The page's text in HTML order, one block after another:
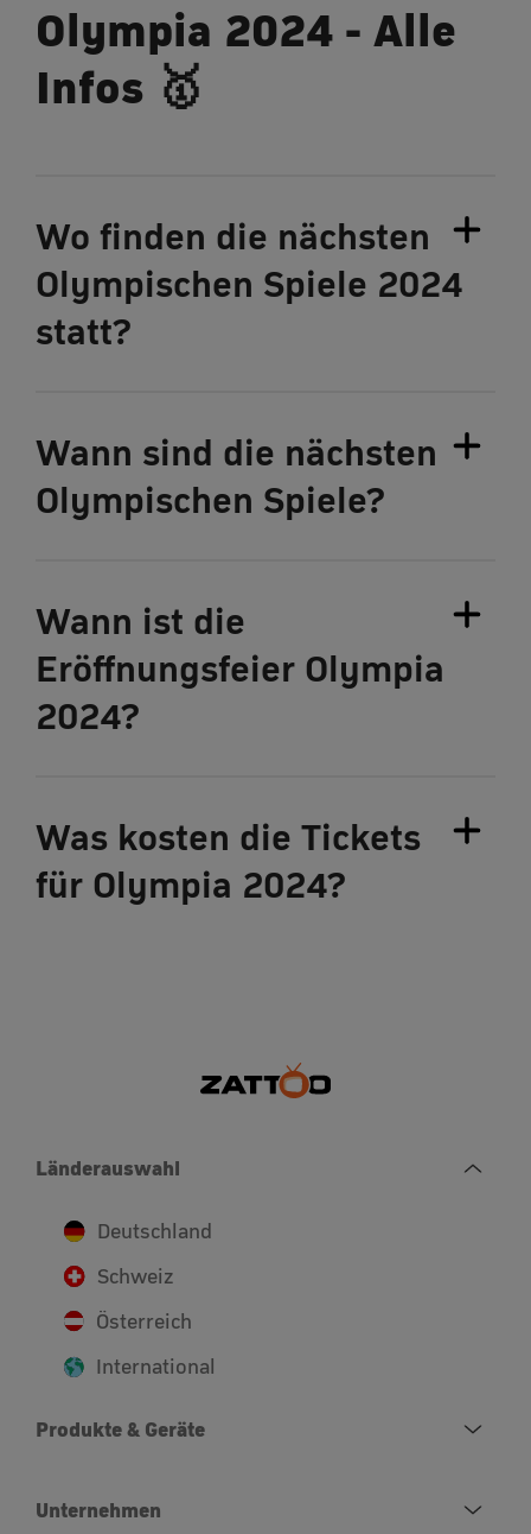
Olympia 2024 - Alle
Infos 🥇
Wo finden die nächsten
Olympischen Spiele 2024
statt?
Wann sind die nächsten
Olympischen Spiele?
Wann ist die
Eröffnungsfeier Olympia
2024?
Was kosten die Tickets
für Olympia 2024?
Länderauswahl
Deutschland
Schweiz
Österreich
International
Produkte & Geräte
Unternehmen